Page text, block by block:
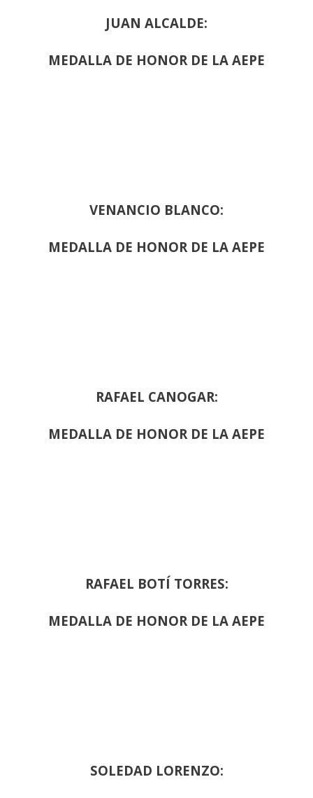
JUAN ALCALDE:
MEDALLA DE HONOR DE LA AEPE
VENANCIO BLANCO:
MEDALLA DE HONOR DE LA AEPE
RAFAEL CANOGAR:
MEDALLA DE HONOR DE LA AEPE
RAFAEL BOTÍ TORRES:
MEDALLA DE HONOR DE LA AEPE
SOLEDAD LORENZO: